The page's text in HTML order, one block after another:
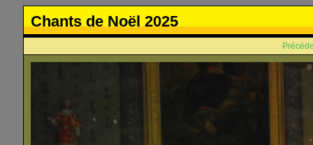
Chants de Noël 2025